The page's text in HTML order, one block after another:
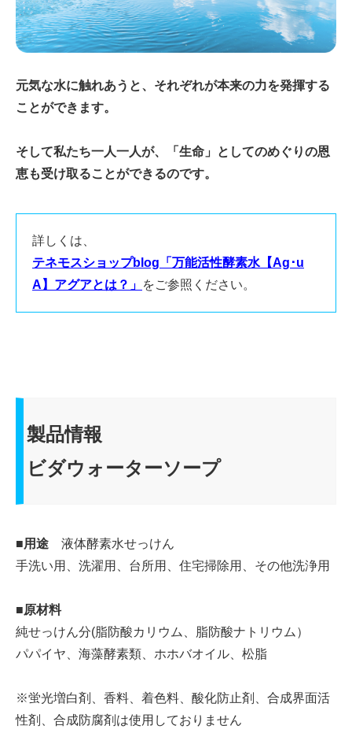
元気な水に触れあうと、それぞれが本来の力を発揮する
ことができます。
そして私たち一人一人が、「生命」としてのめぐりの恩
恵も受け取ることができるのです。
詳しくは、
テネモスショップblog「万能活性酵素水【Ag･u
A】アグアとは？」 をご参照ください。
製品情報
ビダウォーターソープ
■用途 液体酵素水せっけん
手洗い用、洗濯用、台所用、住宅掃除用、その他洗浄用
■原材料
純せっけん分(脂防酸カリウム、脂防酸ナトリウム）
パパイヤ、海藻酵素類、ホホバオイル、松脂
※蛍光増白剤、香料、着色料、酸化防止剤、合成界面活
性剤、合成防腐剤は使用しておりません